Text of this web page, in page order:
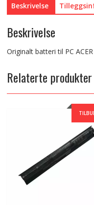
Beskrivelse
Beskrivelse
Originalt batteri til PC
Relaterte produkter